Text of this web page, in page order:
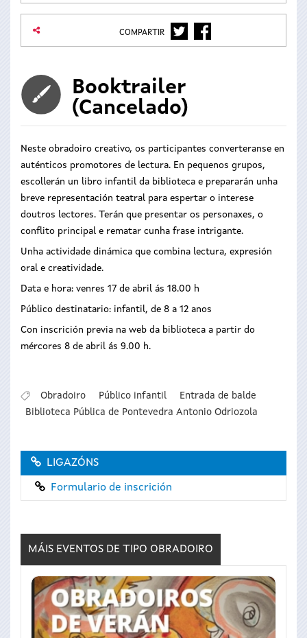
COMPARTIR TWITTERFACEBOOK
Booktrailer
(Cancelado)
Neste obradoiro creativo, os participantes converteranse en
auténticos promotores de lectura. En pequenos grupos,
escollerán un libro infantil da biblioteca e prepararán unha
breve representación teatral para espertar o interese
doutros lectores. Terán que presentar os personaxes, o
conflito principal e rematar cunha frase intrigante.
Unha actividade dinámica que combina lectura, expresión
oral e creatividade.
Data e hora: venres 17 de abril ás 18.00 h
Público destinatario: infantil, de 8 a 12 anos
Con inscrición previa na web da biblioteca a partir do
mércores 8 de abril ás 9.00 h.
Obradoiro Público infantil
Entrada de balde
Biblioteca Pública de Pontevedra Antonio Odriozola
LIGAZÓNS
Formulario de inscrición
MÁIS EVENTOS DE TIPO OBRADOIRO